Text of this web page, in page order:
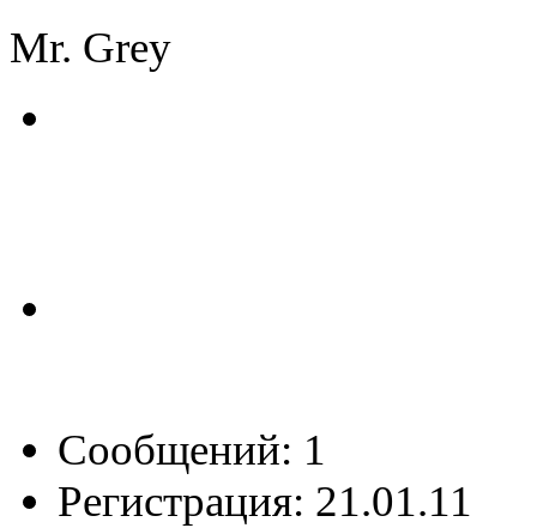
Mr. Grey
Сообщений: 1
Регистрация: 21.01.11